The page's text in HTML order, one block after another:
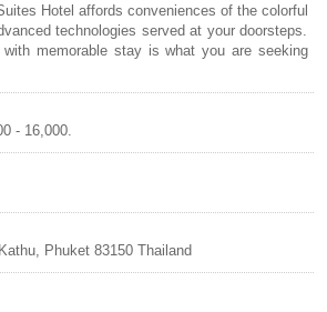
Hotel affords conveniences of the colorful
technologies served at your doorsteps.
memorable stay is what you are seeking
- 16,000.
Phuket 83150 Thailand